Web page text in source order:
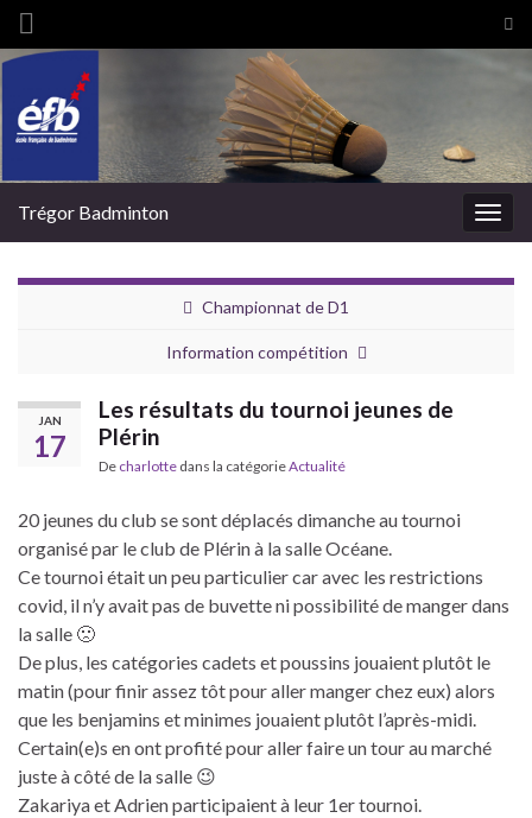
Trégor Badminton
Championnat de D1
Information compétition
JAN
17
Les résultats du tournoi jeunes de
Plérin
De charlotte dans la catégorieActualité
20 jeunes du club se sont déplacés dimanche au tournoi
organisé par le club de Plérin à la salle Océane.
Ce tournoi était un peu particulier car avec les restrictions
covid, il n’y avait pas de buvette ni possibilité de manger dans
la salle 🙁
De plus, les catégories cadets et poussins jouaient plutôt le
matin (pour finir assez tôt pour aller manger chez eux) alors
que les benjamins et minimes jouaient plutôt l’après-midi.
Certain(e)s en ont profité pour aller faire un tour au marché
juste à côté de la salle 😉
Zakariya et Adrien participaient à leur 1er tournoi.